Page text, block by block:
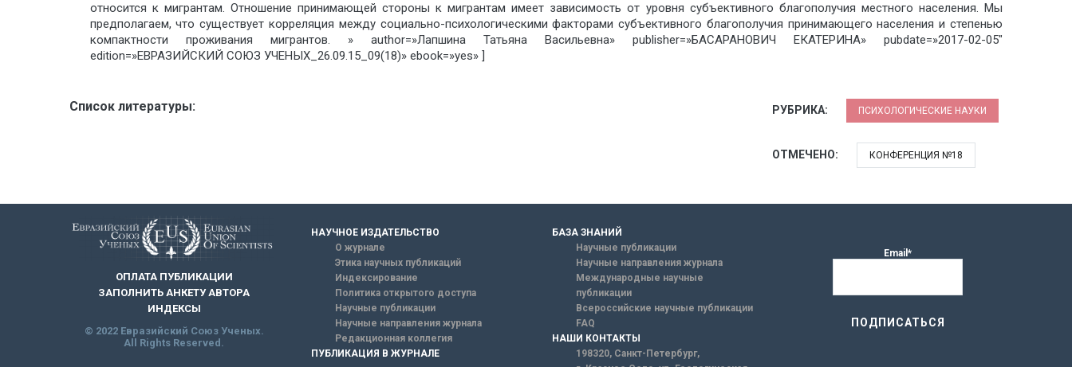
относится к мигрантам. Отношение принимающей стороны к мигрантам имеет зависимость от уровня субъективного благополучия местного населения. Мы
предполагаем, что существует корреляция между социально-психологическими факторами субъективного благополучия принимающего населения и степенью
компактности проживания мигрантов. » author=»Лапшина Татьяна Васильевна» publisher=»БАСАРАНОВИЧ ЕКАТЕРИНА» pubdate=»2017-02-05″
edition=»ЕВРАЗИЙСКИЙ СОЮЗ УЧЕНЫХ_26.09.15_09(18)» ebook=»yes» ]
Список литературы: РУБРИКА: ПСИХОЛОГИЧЕСКИЕ НАУКИ
ОТМЕЧЕНО: КОНФЕРЕНЦИЯ №18
ОПЛАТА ПУБЛИКАЦИИ
ЗАПОЛНИТЬ АНКЕТУ АВТОРА
ИНДЕКСЫ
© 2022 Евразийский Союз Ученых.
All Rights Reserved.
НАУЧНОЕ ИЗДАТЕЛЬСТВО
О журнале
Этика научных публикаций
Индексирование
Политика открытого доступа
Научные публикации
Научные направления журнала
Редакционная коллегия
ПУБЛИКАЦИЯ В ЖУРНАЛЕ
БАЗА ЗНАНИЙ
Научные публикации
Научные направления журнала
Международные научные
публикации
Всероссийские научные публикации
FAQ
НАШИ КОНТАКТЫ
198320, Санкт-Петербург,
Email*